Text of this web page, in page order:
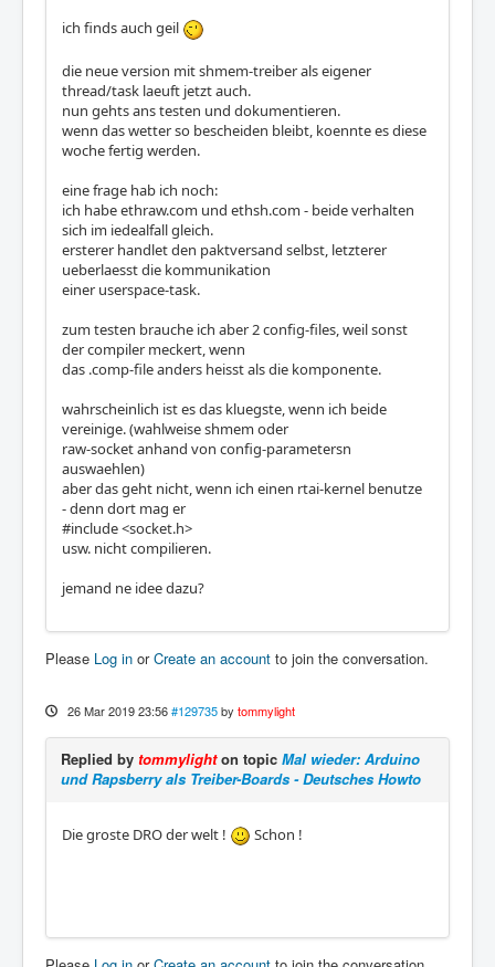
ich finds auch geil
die neue version mit shmem-treiber als eigener
thread/task laeuft jetzt auch.
nun gehts ans testen und dokumentieren.
wenn das wetter so bescheiden bleibt, koennte es diese
woche fertig werden.
eine frage hab ich noch:
ich habe ethraw.com und ethsh.com - beide verhalten
sich im iedealfall gleich.
ersterer handlet den paktversand selbst, letzterer
ueberlaesst die kommunikation
einer userspace-task.
zum testen brauche ich aber 2 config-files, weil sonst
der compiler meckert, wenn
das .comp-file anders heisst als die komponente.
wahrscheinlich ist es das kluegste, wenn ich beide
vereinige. (wahlweise shmem oder
raw-socket anhand von config-parametersn
auswaehlen)
aber das geht nicht, wenn ich einen rtai-kernel benutze
- denn dort mag er
#include <socket.h>
usw. nicht compilieren.
jemand ne idee dazu?
Please Log in orCreate an account to join the conversation.
26 Mar 2019 23:56 #129735 by tommylight
Replied by tommylighton topic Mal wieder: Arduino
und Rapsberry als Treiber-Boards - Deutsches Howto
Die groste DRO der welt ! Schon !